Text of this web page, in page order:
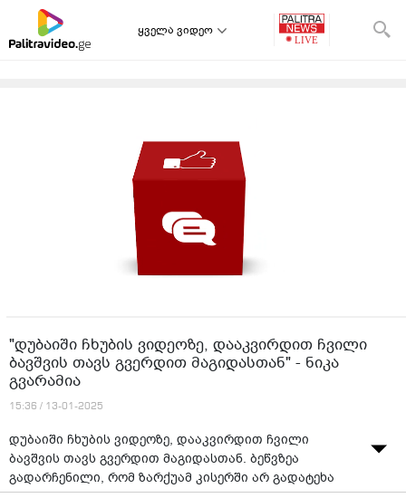
ყველა ვიდეო
"დუბაიში ჩხუბის ვიდეოზე, დააკვირდით ჩვილი
ბავშვის თავს გვერდით მაგიდასთან" - ნიკა
გვარამია
15:36 / 13-01-2025
დუბაიში ჩხუბის ვიდეოზე, დააკვირდით ჩვილი
ბავშვის თავს გვერდით მაგიდასთან. ბეწვზეა
გადარჩენილი, რომ ზარქუამ კისერში არ გადატეხა